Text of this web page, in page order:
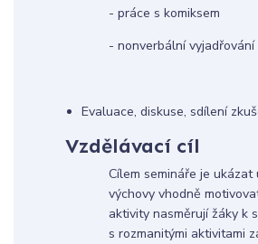
- práce s komiksem
- nonverbální vyjadřování
Evaluace,
Vzdělávací cíl
Cílem semináře je
výchovy vhodně
aktivity nasměrují žáky k
s rozmanitými aktivitami